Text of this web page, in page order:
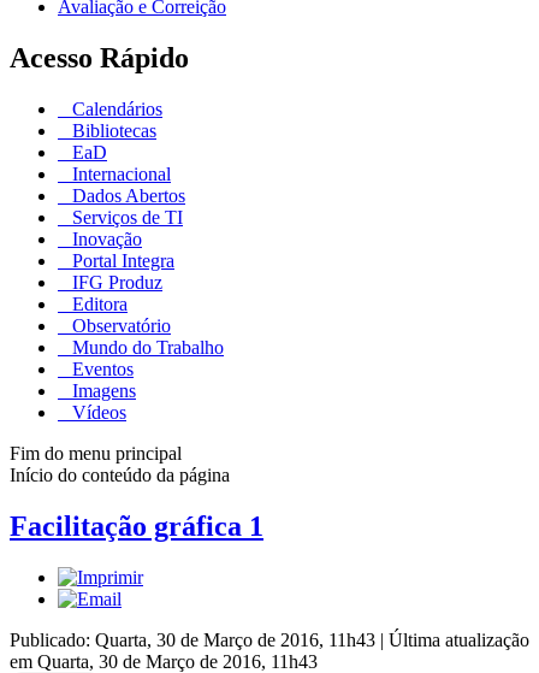
Avaliação e Correição
Acesso Rápido
Calendários
Bibliotecas
EaD
Internacional
Dados Abertos
Serviços de TI
Inovação
Portal Integra
IFG Produz
Editora
Observatório
Mundo do Trabalho
Eventos
Imagens
Vídeos
Fim do menu principal
Início do conteúdo da página
Facilitação gráfica 1
Publicado: Quarta, 30 de Março de 2016, 11h43 | Última atualização
em Quarta, 30 de Março de 2016, 11h43